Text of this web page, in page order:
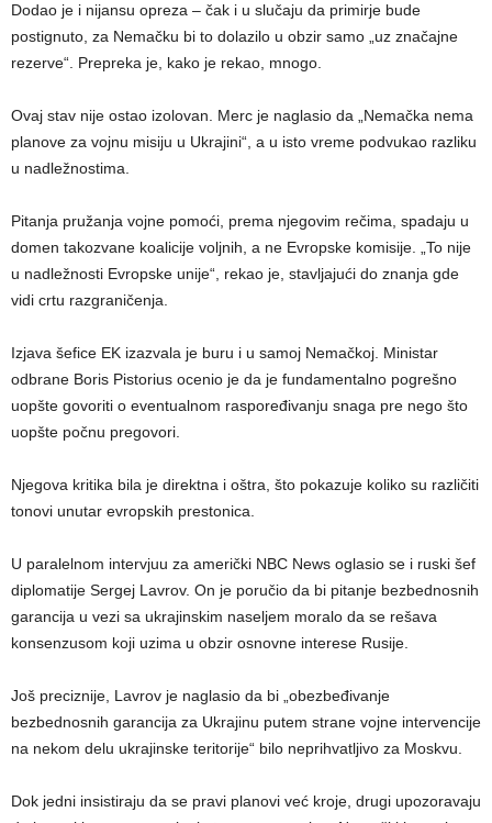
Dodao je i nijansu opreza – čak i u slučaju da primirje bude
postignuto, za Nemačku bi to dolazilo u obzir samo „uz značajne
rezerve“. Prepreka je, kako je rekao, mnogo.
Ovaj stav nije ostao izolovan. Merc je naglasio da „Nemačka nema
planove za vojnu misiju u Ukrajini“, a u isto vreme podvukao razliku
u nadležnostima.
Pitanja pružanja vojne pomoći, prema njegovim rečima, spadaju u
domen takozvane koalicije voljnih, a ne Evropske komisije. „To nije
u nadležnosti Evropske unije“, rekao je, stavljajući do znanja gde
vidi crtu razgraničenja.
Izjava šefice EK izazvala je buru i u samoj Nemačkoj. Ministar
odbrane Boris Pistorius ocenio je da je fundamentalno pogrešno
uopšte govoriti o eventualnom raspoređivanju snaga pre nego što
uopšte počnu pregovori.
Njegova kritika bila je direktna i oštra, što pokazuje koliko su različiti
tonovi unutar evropskih prestonica.
U paralelnom intervjuu za američki NBC News oglasio se i ruski šef
diplomatije Sergej Lavrov. On je poručio da bi pitanje bezbednosnih
garancija u vezi sa ukrajinskim naseljem moralo da se rešava
konsenzusom koji uzima u obzir osnovne interese Rusije.
Još preciznije, Lavrov je naglasio da bi „obezbeđivanje
bezbednosnih garancija za Ukrajinu putem strane vojne intervencije
na nekom delu ukrajinske teritorije“ bilo neprihvatljivo za Moskvu.
Dok jedni insistiraju da se pravi planovi već kroje, drugi upozoravaju